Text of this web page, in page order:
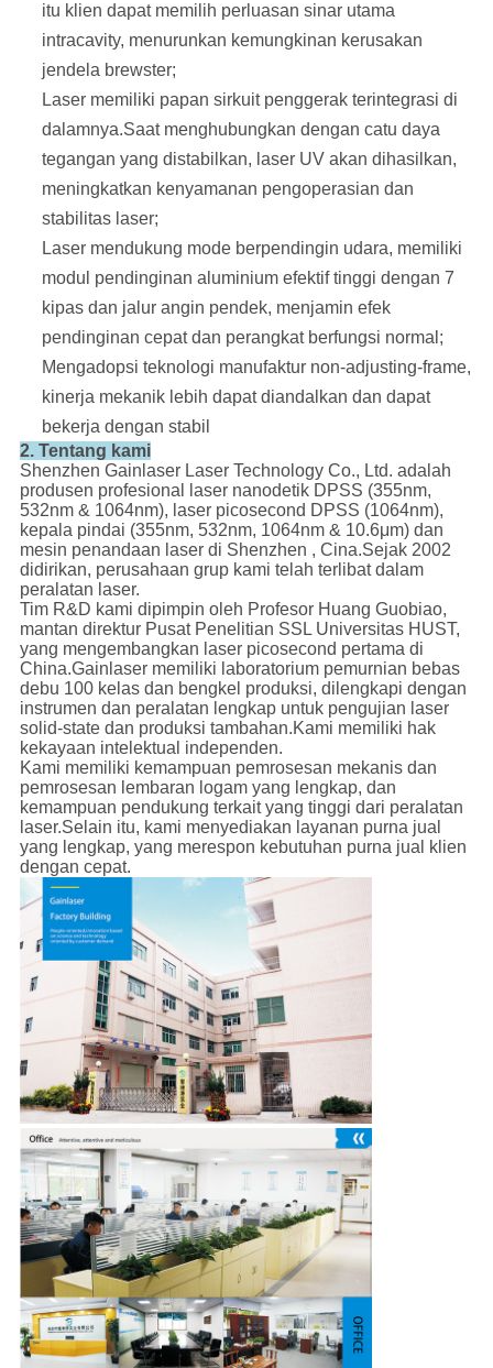
itu klien dapat memilih perluasan sinar utama
intracavity, menurunkan kemungkinan kerusakan
jendela brewster;
Laser memiliki papan sirkuit penggerak terintegrasi di
dalamnya.Saat menghubungkan dengan catu daya
tegangan yang distabilkan, laser UV akan dihasilkan,
meningkatkan kenyamanan pengoperasian dan
stabilitas laser;
Laser mendukung mode berpendingin udara, memiliki
modul pendinginan aluminium efektif tinggi dengan 7
kipas dan jalur angin pendek, menjamin efek
pendinginan cepat dan perangkat berfungsi normal;
Mengadopsi teknologi manufaktur non-adjusting-frame,
kinerja mekanik lebih dapat diandalkan dan dapat
bekerja dengan stabil
2. Tentang kami
Shenzhen Gainlaser Laser Technology Co., Ltd. adalah
produsen profesional laser nanodetik DPSS (355nm,
532nm & 1064nm), laser picosecond DPSS (1064nm),
kepala pindai (355nm, 532nm, 1064nm & 10.6μm) dan
mesin penandaan laser di Shenzhen , Cina.Sejak 2002
didirikan, perusahaan grup kami telah terlibat dalam
peralatan laser.
Tim R&D kami dipimpin oleh Profesor Huang Guobiao,
mantan direktur Pusat Penelitian SSL Universitas HUST,
yang mengembangkan laser picosecond pertama di
China.Gainlaser memiliki laboratorium pemurnian bebas
debu 100 kelas dan bengkel produksi, dilengkapi dengan
instrumen dan peralatan lengkap untuk pengujian laser
solid-state dan produksi tambahan.Kami memiliki hak
kekayaan intelektual independen.
Kami memiliki kemampuan pemrosesan mekanis dan
pemrosesan lembaran logam yang lengkap, dan
kemampuan pendukung terkait yang tinggi dari peralatan
laser.Selain itu, kami menyediakan layanan purna jual
yang lengkap, yang merespon kebutuhan purna jual klien
dengan cepat.